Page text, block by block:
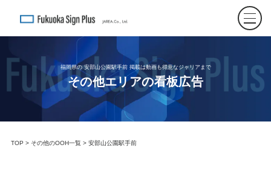
福岡県の 安部山公園駅手前 掲載は動画も得意なジャリアまで
その他エリアの看板広告
TOP > その他のOOH一覧> 安部山公園駅手前